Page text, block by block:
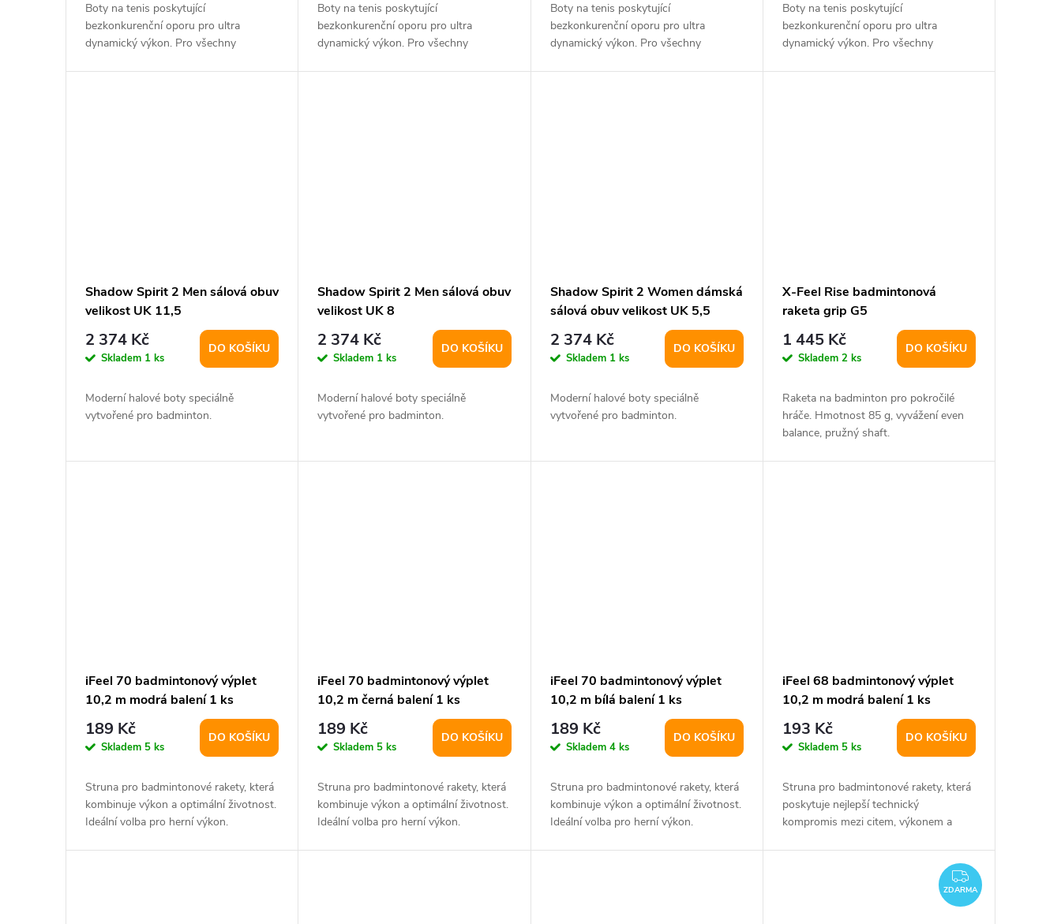
Boty na tenis poskytující
bezkonkurenční oporu pro ultra
dynamický výkon. Pro všechny
Boty na tenis poskytující
bezkonkurenční oporu pro ultra
dynamický výkon. Pro všechny
Boty na tenis poskytující
bezkonkurenční oporu pro ultra
dynamický výkon. Pro všechny
Boty na tenis poskytující
bezkonkurenční oporu pro ultra
dynamický výkon. Pro všechny
Shadow Spirit 2 Men sálová obuv
velikost UK 11,5
2 374 Kč
Skladem 1 ks
DO KOŠÍKU
Moderní halové boty speciálně
vytvořené pro badminton.
Shadow Spirit 2 Men sálová obuv
velikost UK 8
2 374 Kč
Skladem 1 ks
DO KOŠÍKU
Moderní halové boty speciálně
vytvořené pro badminton.
Shadow Spirit 2 Women dámská
sálová obuv velikost UK 5,5
2 374 Kč
Skladem 1 ks
DO KOŠÍKU
Moderní halové boty speciálně
vytvořené pro badminton.
X-Feel Rise badmintonová
raketa grip G5
1 445 Kč
Skladem 2 ks
DO KOŠÍKU
Raketa na badminton pro pokročilé
hráče. Hmotnost 85 g, vyvážení even
balance, pružný shaft.
iFeel 70 badmintonový výplet
10,2 m modrá balení 1 ks
189 Kč
Skladem 5 ks
DO KOŠÍKU
Struna pro badmintonové rakety, která
kombinuje výkon a optimální životnost.
Ideální volba pro herní výkon.
iFeel 70 badmintonový výplet
10,2 m černá balení 1 ks
189 Kč
Skladem 5 ks
DO KOŠÍKU
Struna pro badmintonové rakety, která
kombinuje výkon a optimální životnost.
Ideální volba pro herní výkon.
iFeel 70 badmintonový výplet
10,2 m bílá balení 1 ks
189 Kč
Skladem 4 ks
DO KOŠÍKU
Struna pro badmintonové rakety, která
kombinuje výkon a optimální životnost.
Ideální volba pro herní výkon.
iFeel 68 badmintonový výplet
10,2 m modrá balení 1 ks
193 Kč
Skladem 5 ks
DO KOŠÍKU
Struna pro badmintonové rakety, která
poskytuje nejlepší technický
kompromis mezi citem, výkonem a
ZDARMA
ZDARMA